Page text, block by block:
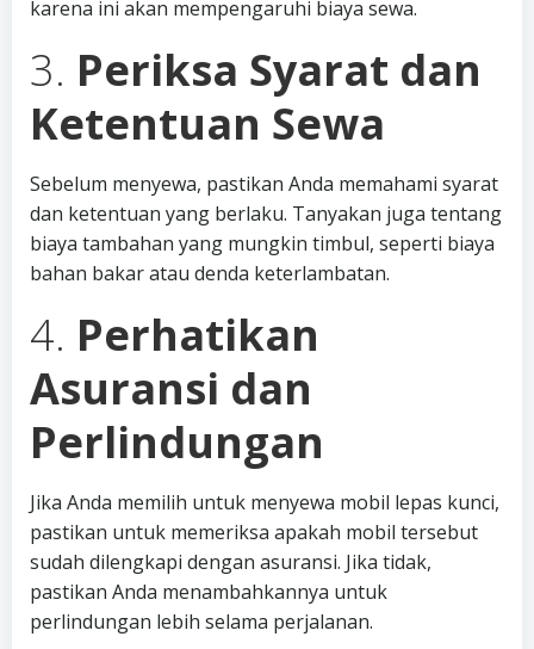
karena ini akan mempengaruhi biaya sewa.
3. Periksa Syarat dan
Ketentuan Sewa
Sebelum menyewa, pastikan Anda memahami syarat
dan ketentuan yang berlaku. Tanyakan juga tentang
biaya tambahan yang mungkin timbul, seperti biaya
bahan bakar atau denda keterlambatan.
4. Perhatikan
Asuransi dan
Perlindungan
Jika Anda memilih untuk menyewa mobil lepas kunci,
pastikan untuk memeriksa apakah mobil tersebut
sudah dilengkapi dengan asuransi. Jika tidak,
pastikan Anda menambahkannya untuk
perlindungan lebih selama perjalanan.